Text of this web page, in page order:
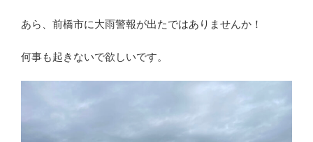
あら、前橋市に大雨警報が出たではありませんか！
何事も起きないで欲しいです。